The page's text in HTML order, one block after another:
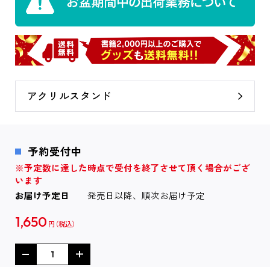
アクリルスタンド
予約受付中
※予定数に達した時点で受付を終了させて頂く場合がござ
います
お届け予定日
発売日以降、順次お届け予定
1,650 円